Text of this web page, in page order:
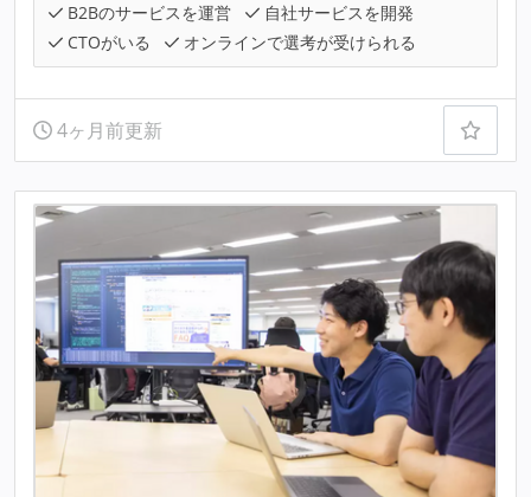
B2Bのサービスを運営
自社サービスを開発
CTOがいる
オンラインで選考が受けられる
4ヶ月前更新